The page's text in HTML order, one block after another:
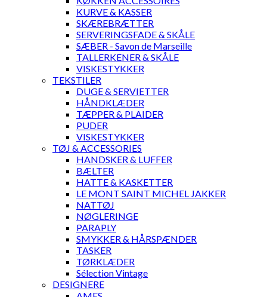
KURVE & KASSER
SKÆREBRÆTTER
SERVERINGSFADE & SKÅLE
SÆBER - Savon de Marseille
TALLERKENER & SKÅLE
VISKESTYKKER
TEKSTILER
DUGE & SERVIETTER
HÅNDKLÆDER
TÆPPER & PLAIDER
PUDER
VISKESTYKKER
TØJ & ACCESSORIES
HANDSKER & LUFFER
BÆLTER
HATTE & KASKETTER
LE MONT SAINT MICHEL JAKKER
NATTØJ
NØGLERINGE
PARAPLY
SMYKKER & HÅRSPÆNDER
TASKER
TØRKLÆDER
Sélection Vintage
DESIGNERE